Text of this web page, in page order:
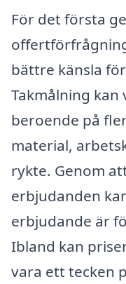
För det första
bättre känsla
Takmålning kan
beroende på
material,
rykte. Genom
erbjudanden
erbjudande är
Ibland kan
vara ett tecken